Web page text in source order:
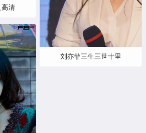
高清
刘亦菲三生三世十里